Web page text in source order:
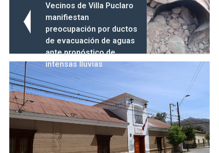
Vecinos de Villa Puclaro
manifiestan
preocupación por ductos
de evacuación de aguas
ante pronóstico de
intensas lluvias